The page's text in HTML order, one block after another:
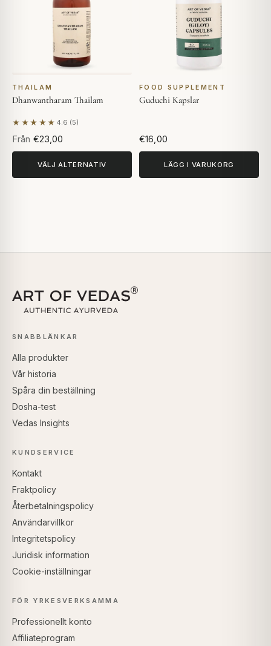
THAILAM
Dhanwantharam Thailam
★★★★★ 4.6 (5)
Baserat på 5 recensioner
Från €23,00
VÄLJ ALTERNATIV
FOOD SUPPLEMENT
Guduchi Kapslar
€16,00
LÄGG I VARUKORG
SNABBLÄNKAR
Alla produkter
Vår historia
Spåra din beställning
Dosha-test
Vedas Insights
KUNDSERVICE
Kontakt
Fraktpolicy
Återbetalningspolicy
Användarvillkor
Integritetspolicy
Juridisk information
Cookie-inställningar
FÖR YRKESVERKSAMMA
Professionellt konto
Affiliateprogram